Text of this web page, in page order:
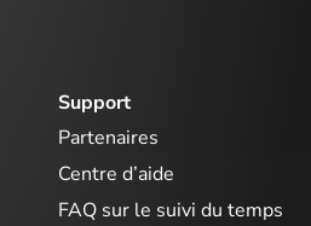
Support
Partenaires
Centre d’aide
FAQ sur le suivi du temps